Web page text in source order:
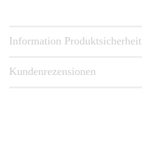
Information Produktsicherheit
Kundenrezensionen